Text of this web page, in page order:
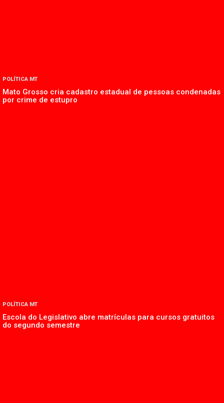
POLÍTICA MT
Mato Grosso cria cadastro estadual de pessoas condenadas
por crime de estupro
POLÍTICA MT
Escola do Legislativo abre matrículas para cursos gratuitos
do segundo semestre